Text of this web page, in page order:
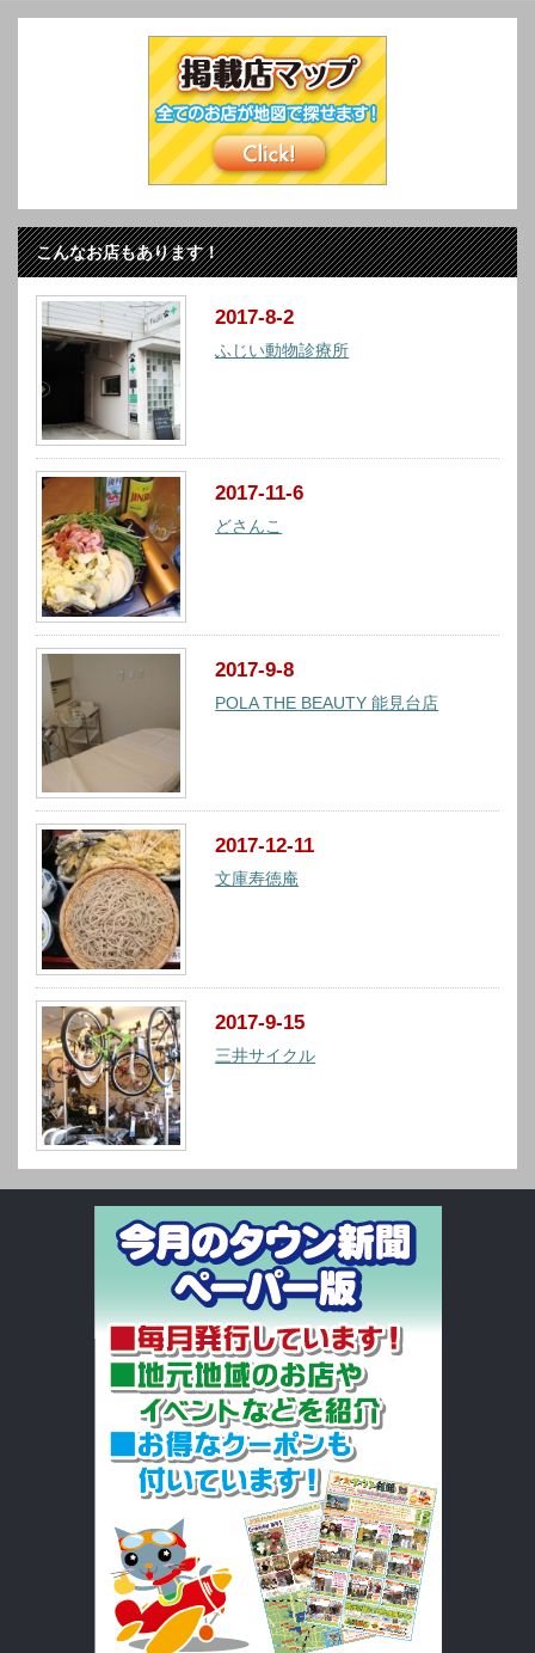
こんなお店もあります！
2017-8-2
ふじい動物診療所
2017-11-6
どさんこ
2017-9-8
POLA THE BEAUTY 能見台店
2017-12-11
文庫寿徳庵
2017-9-15
三井サイクル